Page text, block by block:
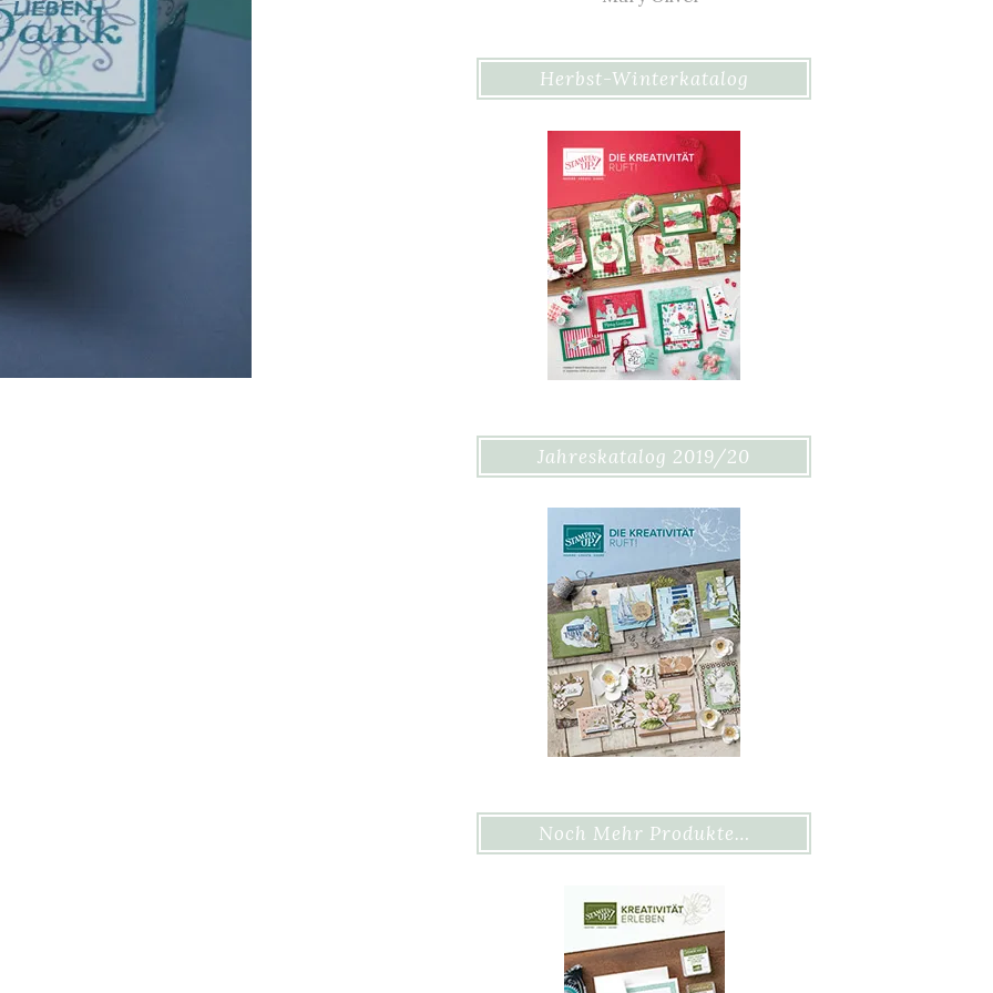
Herbst-Winterkatalog
Jahreskatalog 2019/20
Noch Mehr Produkte…